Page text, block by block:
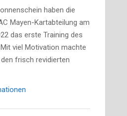
haben die
Mayen-Kartabteilung am
das erste Training des
viel Motivation machte
frisch revidierten